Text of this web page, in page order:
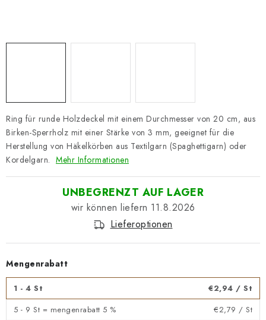
Ring für runde Holzdeckel mit einem Durchmesser von 20 cm, aus
Birken-Sperrholz mit einer Stärke von 3 mm, geeignet für die
Herstellung von Häkelkörben aus Textilgarn (Spaghettigarn) oder
Kordelgarn. Mehr Informationen
UNBEGRENZT AUF LAGER
11.8.2026
Lieferoptionen
Mengenrabatt
1 - 4 St €2,94 / St
5 - 9 St = mengenrabatt 5 %
€2,79 / St